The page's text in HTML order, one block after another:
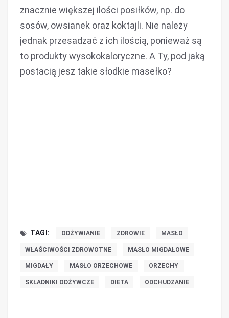
znacznie większej ilości posiłków, np. do
sosów, owsianek oraz koktajli. Nie należy
jednak przesadzać z ich ilością, ponieważ są
to produkty wysokokaloryczne. A Ty, pod jaką
postacią jesz takie słodkie masełko?
TAGI: ODŻYWIANIE ZDROWIE MASŁO
WŁAŚCIWOŚCI ZDROWOTNE MASŁO MIGDAŁOWE
MIGDAŁY MASŁO ORZECHOWE ORZECHY
SKŁADNIKI ODŻYWCZE DIETA ODCHUDZANIE